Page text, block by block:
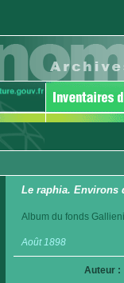
Le raphia. Environs
Album du fonds
Août 1898
Auteur :